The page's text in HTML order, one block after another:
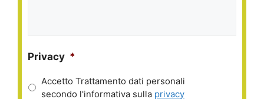
Privacy *
Accetto Trattamento dati personali
secondo l'informativa sulla privacy